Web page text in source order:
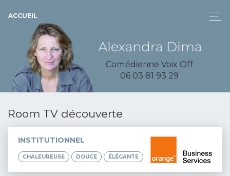
ACCUEIL
Comédienne Voix Off
06 03 81 93 29
Room TV découverte
INSTITUTIONNEL
CHALEUREUSE DOUCE ÉLÉGANTE